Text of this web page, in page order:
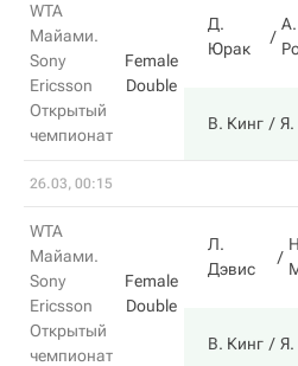
WTA
Майами.
Sony
Ericsson
Открытый
чемпионат
Female
Double
Д.
Юрак
А.
В. Кинг
26.03, 00:15
WTA
Майами.
Sony
Ericsson
Открытый
чемпионат
Female
Double
Л.
Дэвис
В. Кинг